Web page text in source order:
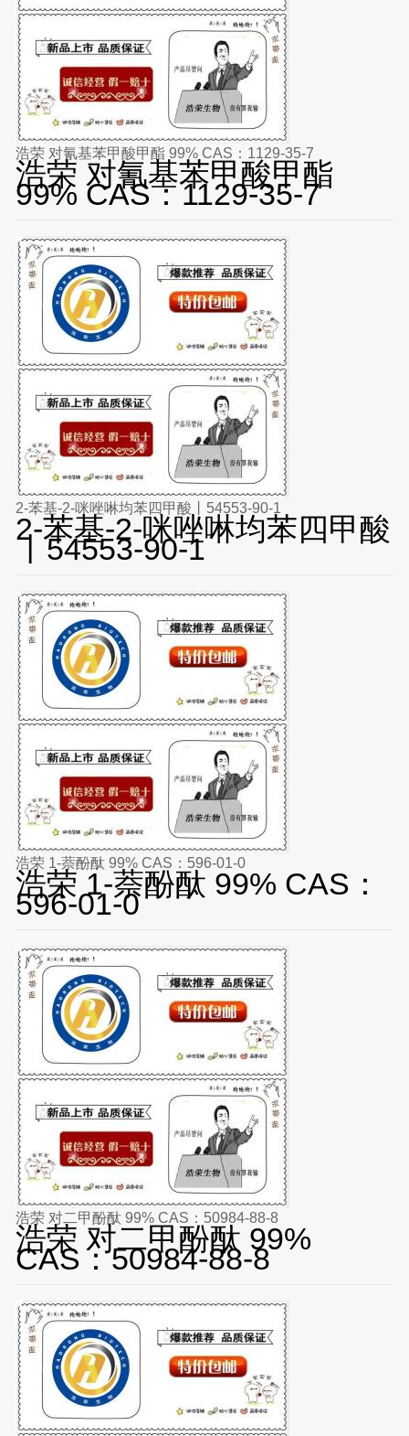
浩荣 对氰基苯甲酸甲酯 99% CAS：1129-35-7
浩荣 对氰基苯甲酸甲酯
99% CAS：1129-35-7
2-苯基-2-咪唑啉均苯四甲酸丨54553-90-1
2-苯基-2-咪唑啉均苯四甲酸
丨54553-90-1
浩荣 1-萘酚酞 99% CAS：596-01-0
浩荣 1-萘酚酞 99% CAS：
596-01-0
浩荣 对二甲酚酞 99% CAS：50984-88-8
浩荣 对二甲酚酞 99%
CAS：50984-88-8